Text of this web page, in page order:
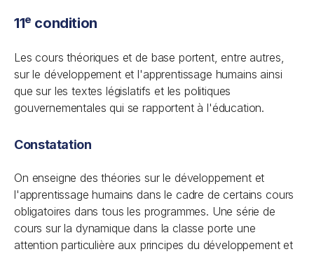
11e condition
Les cours théoriques et de base portent, entre autres,
sur le développement et l'apprentissage humains ainsi
que sur les textes législatifs et les politiques
gouvernementales qui se rapportent à l'éducation.
Constatation
On enseigne des théories sur le développement et
l'apprentissage humains dans le cadre de certains cours
obligatoires dans tous les programmes. Une série de
cours sur la dynamique dans la classe porte une
attention particulière aux principes du développement et